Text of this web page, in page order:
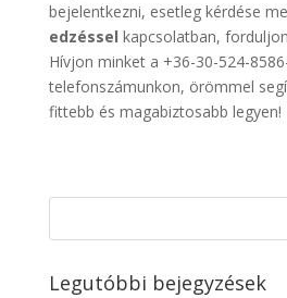
bejelentkezni, esetleg kérdése
edzéssel kapcsolatban,
Hívjon minket a +36-30-524-
telefonszámunkon, örömmel
fittebb és magabiztosabb legyen!
Legutóbbi bejegyzések